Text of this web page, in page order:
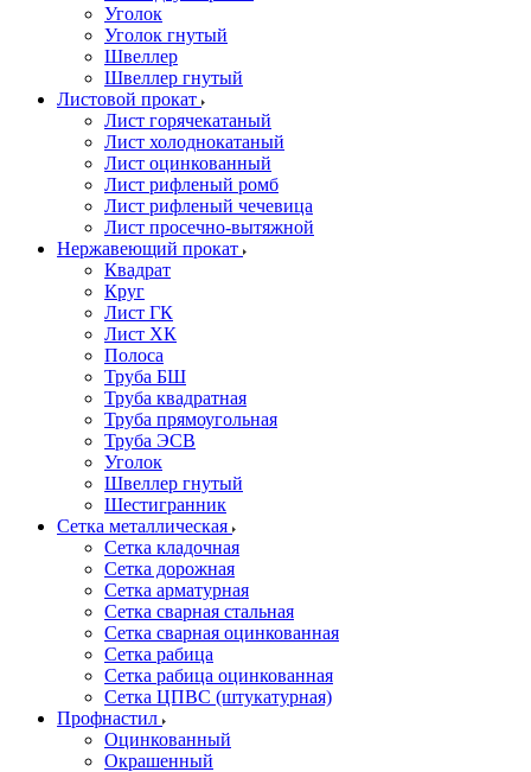
Уголок
Уголок гнутый
Швеллер
Швеллер гнутый
Листовой прокат
Лист горячекатаный
Лист холоднокатаный
Лист оцинкованный
Лист рифленый ромб
Лист рифленый чечевица
Лист просечно-вытяжной
Нержавеющий прокат
Квадрат
Круг
Лист ГК
Лист ХК
Полоса
Труба БШ
Труба квадратная
Труба прямоугольная
Труба ЭСВ
Уголок
Швеллер гнутый
Шестигранник
Сетка металлическая
Сетка кладочная
Сетка дорожная
Сетка арматурная
Сетка сварная стальная
Сетка сварная оцинкованная
Сетка рабица
Сетка рабица оцинкованная
Сетка ЦПВС (штукатурная)
Профнастил
Оцинкованный
Окрашенный